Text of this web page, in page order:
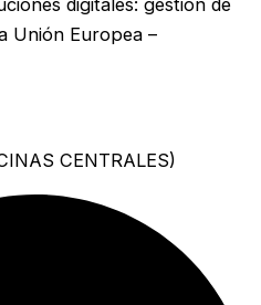
digitales: gestión de
Unión Europea –
CENTRALES)